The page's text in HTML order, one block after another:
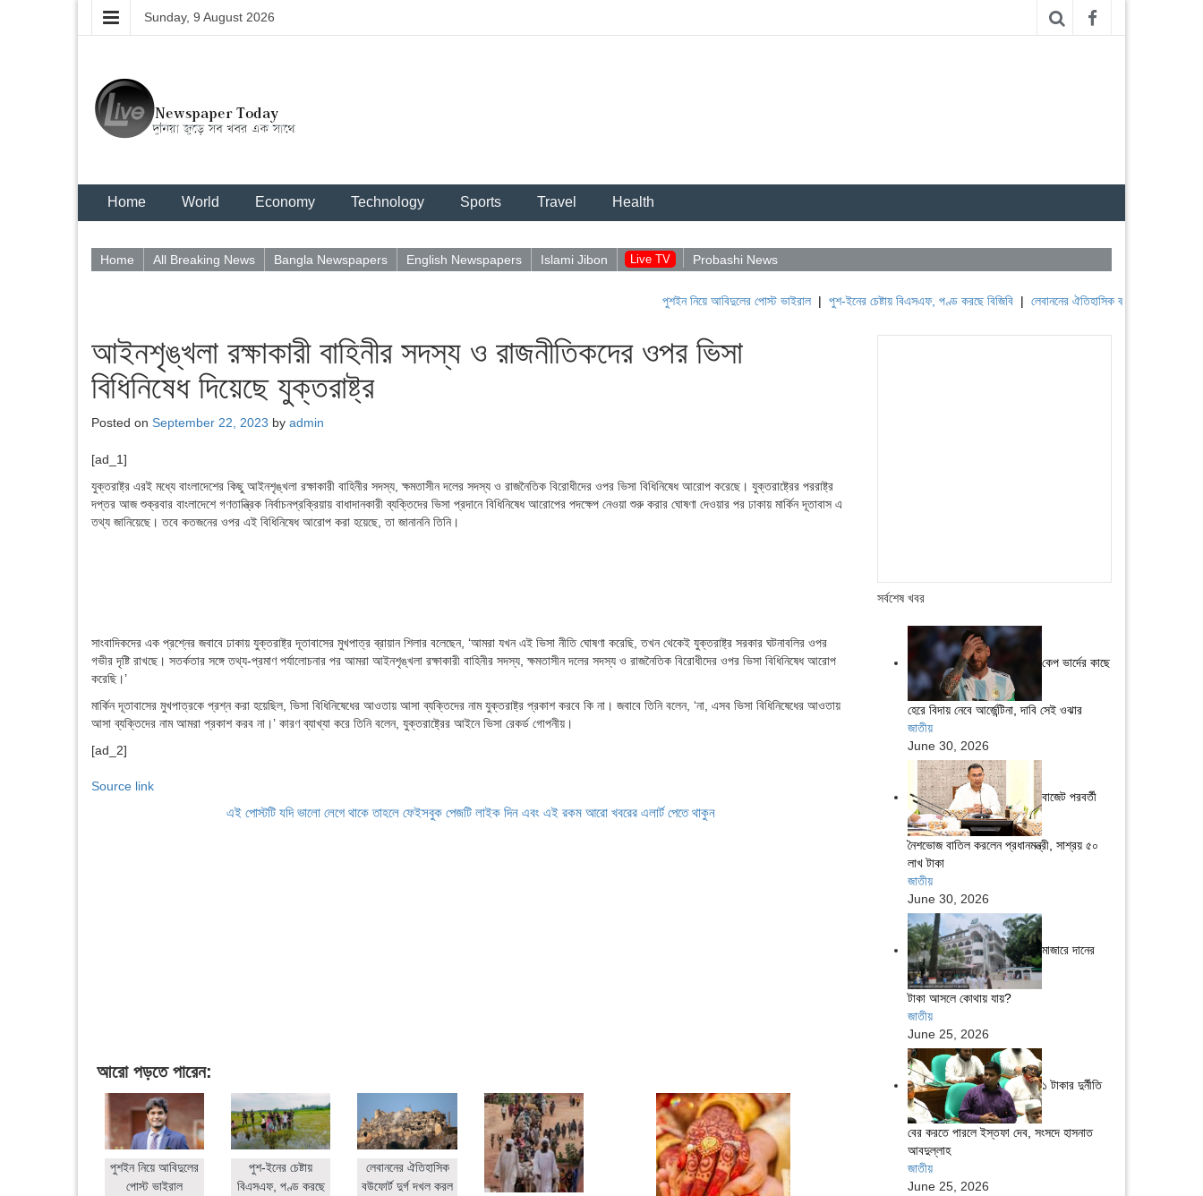
Sunday, 9 August 2026
Home World Economy Technology Sports Travel Health
Home All Breaking News Bangla Newspapers English Newspapers Islami Jibon Live TV Probashi News
পুশইন নিয়ে আবিদুলের পোস্ট ভাইরাল|পুশ-ইনের চেষ্টায় বিএসএফ, পণ্ড করছে বিজিবি| লেবাননের ঐতিহাসিক বউফোর্ট দুর্গ দখল করল ইসরাইল
আইনশৃঙ্খলা রক্ষাকারী বাহিনীর সদস্য ও রাজনীতিকদের ওপর ভিসা
বিধিনিষেধ দিয়েছে যুক্তরাষ্ট্র
Posted on September 22, 2023 by admin
[ad_1]
যুক্তরাষ্ট্র এরই মধ্যে বাংলাদেশের কিছু আইনশৃঙ্খলা রক্ষাকারী বাহিনীর সদস্য, ক্ষমতাসীন দলের সদস্য ও রাজনৈতিক বিরোধীদের ওপর ভিসা বিধিনিষেধ আরোপ করেছে। যুক্তরাষ্ট্রের পররাষ্ট্র
দপ্তর আজ শুক্রবার বাংলাদেশে গণতান্ত্রিক নির্বাচনপ্রক্রিয়ায় বাধাদানকারী ব্যক্তিদের ভিসা প্রদানে বিধিনিষেধ আরোপের পদক্ষেপ নেওয়া শুরু করার ঘোষণা দেওয়ার পর ঢাকায় মার্কিন দূতাবাস এ
তথ্য জানিয়েছে। তবে কতজনের ওপর এই বিধিনিষেধ আরোপ করা হয়েছে, তা জানাননি তিনি।
সাংবাদিকদের এক প্রশ্নের জবাবে ঢাকায় যুক্তরাষ্ট্র দূতাবাসের মুখপাত্র ব্রায়ান শিলার বলেছেন, ‘আমরা যখন এই ভিসা নীতি ঘোষণা করেছি, তখন থেকেই যুক্তরাষ্ট্র সরকার ঘটনাবলির ওপর
গভীর দৃষ্টি রাখছে। সতর্কতার সঙ্গে তথ্য-প্রমাণ পর্যালোচনার পর আমরা আইনশৃঙ্খলা রক্ষাকারী বাহিনীর সদস্য, ক্ষমতাসীন দলের সদস্য ও রাজনৈতিক বিরোধীদের ওপর ভিসা বিধিনিষেধ আরোপ
করেছি।’
মার্কিন দূতাবাসের মুখপাত্রকে প্রশ্ন করা হয়েছিল, ভিসা বিধিনিষেধের আওতায় আসা ব্যক্তিদের নাম যুক্তরাষ্ট্র প্রকাশ করবে কি না। জবাবে তিনি বলেন, ‘না, এসব ভিসা বিধিনিষেধের আওতায়
আসা ব্যক্তিদের নাম আমরা প্রকাশ করব না।’ কারণ ব্যাখ্যা করে তিনি বলেন, যুক্তরাষ্ট্রের আইনে ভিসা রেকর্ড গোপনীয়।
[ad_2]
Source link
এই পোস্টটি যদি ভালো লেগে থাকে তাহলে ফেইসবুক পেজটি লাইক দিন এবং এই রকম আরো খবরের এলার্ট পেতে থাকুন
আরো পড়তে পারেন:
পুশইন নিয়ে আবিদুলের
পোস্ট ভাইরাল
পুশ-ইনের চেষ্টায়
বিএসএফ, পণ্ড করছে
লেবাননের ঐতিহাসিক
বউফোর্ট দুর্গ দখল করল
সর্বশেষ খবর
কেপ ভার্দের কাছে
হেরে বিদায় নেবে আর্জেন্টিনা, দাবি সেই ওঝার
জাতীয়
June 30, 2026
বাজেট পরবর্তী
নৈশভোজ বাতিল করলেন প্রধানমন্ত্রী, সাশ্রয় ৫০
লাখ টাকা
জাতীয়
June 30, 2026
মাজারে দানের
টাকা আসলে কোথায় যায়?
জাতীয়
June 25, 2026
১ টাকার দুর্নীতি
বের করতে পারলে ইস্তফা দেব, সংসদে হাসনাত
আবদুল্লাহ
জাতীয়
June 25, 2026